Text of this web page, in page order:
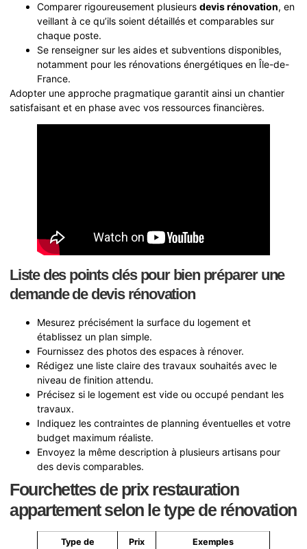
Comparer rigoureusement plusieurs devis rénovation, en
veillant à ce qu’ils soient détaillés et comparables sur
chaque poste.
Se renseigner sur les aides et subventions disponibles,
notamment pour les rénovations énergétiques en Île-de-
France.
Adopter une approche pragmatique garantit ainsi un chantier
satisfaisant et en phase avec vos ressources financières.
Liste des points clés pour bien préparer une
demande de devis rénovation
Mesurez précisément la surface du logement et
établissez un plan simple.
Fournissez des photos des espaces à rénover.
Rédigez une liste claire des travaux souhaités avec le
niveau de finition attendu.
Précisez si le logement est vide ou occupé pendant les
travaux.
Indiquez les contraintes de planning éventuelles et votre
budget maximum réaliste.
Envoyez la même description à plusieurs artisans pour
des devis comparables.
Fourchettes de prix restauration
appartement selon le type de rénovation
Type de
Prix
Exemples